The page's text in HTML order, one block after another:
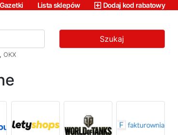
Gazetki Lista sklepów Dodaj kod rabatowy
Szukaj
, OKX